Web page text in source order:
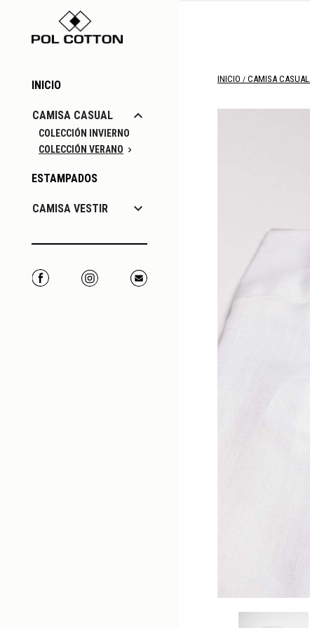
INICIO
CAMISA CASUAL 
COLECCIÓN INVIERNO
COLECCIÓN VERANO 
ESTAMPADOS
CAMISA VESTIR 
Facebook Instagram
INICIO CAMISA CASUAL